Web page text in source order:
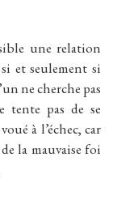
une relation
et seulement si
ne cherche pas
tente pas de se
à l’échec, car
la mauvaise foi